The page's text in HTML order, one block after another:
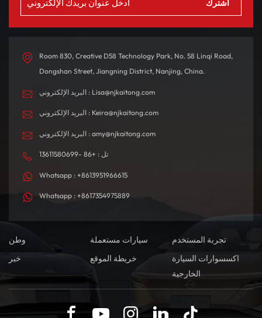
Room 830, Creative D58 Technology Park, No. 58 Linqi Road,
Dongshan Street, Jiangning District, Nanjing, China.
البريد الإلكتروني : Lisa@njkaitong.com
البريد الإلكتروني : Keira@njkaitong.com
البريد الإلكتروني : amy@njkaitong.com
تل : +86 -13611580699
Whatsapp : +8613951966615
Whatsapp : +8617354975889
وطن سيارات مستعملة
تجربة المستخدم
خبر
خريطة الموقع
اكسسوارات السيارة
الخارجية